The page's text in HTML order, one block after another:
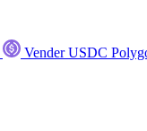
Vender USDC